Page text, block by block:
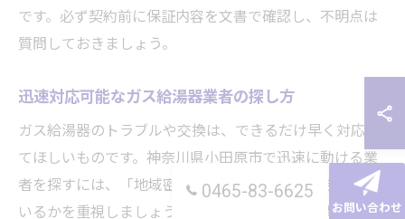
です。必ず契約前に保証内容を文書で確認し、不明点は
質問しておきましょう。
迅速対応可能なガス給湯器業者の探し方
ガス給湯器のトラブルや交換は、できるだけ早く対応し
てほしいものです。神奈川県小田原市で迅速に動ける業
者を探すには、「地域密着型」で「自社施工」を行って
いるかを重視しましょう。近隣エリアに拠点を構えてい
0465-83-6625
お問い合わせ